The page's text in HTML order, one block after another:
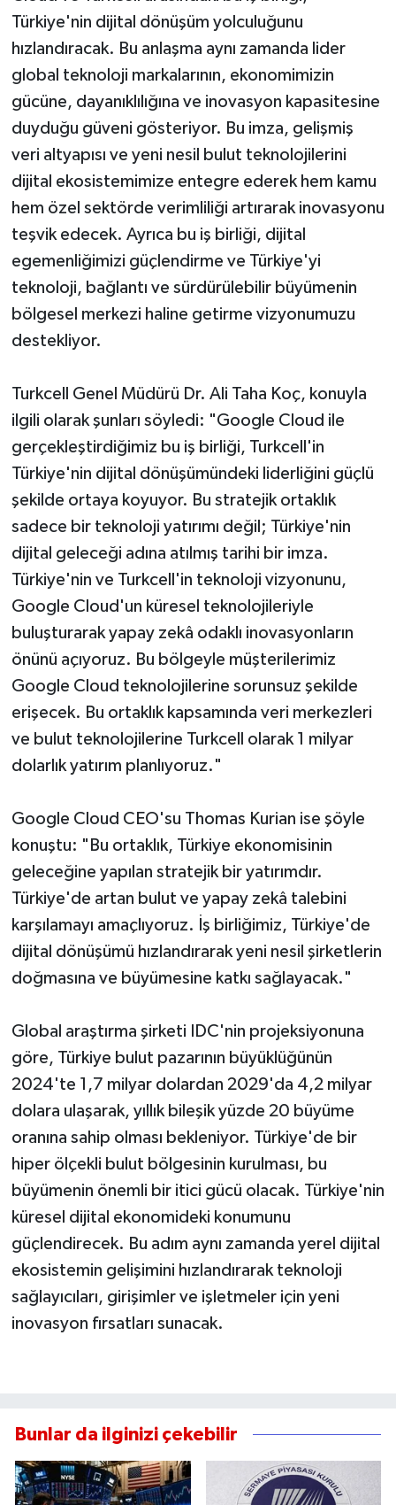
Türkiye'nin dijital dönüşüm yolculuğunu
hızlandıracak. Bu anlaşma aynı zamanda lider
global teknoloji markalarının, ekonomimizin
gücüne, dayanıklılığına ve inovasyon kapasitesine
duyduğu güveni gösteriyor. Bu imza, gelişmiş
veri altyapısı ve yeni nesil bulut teknolojilerini
dijital ekosistemimize entegre ederek hem kamu
hem özel sektörde verimliliği artırarak inovasyonu
teşvik edecek. Ayrıca bu iş birliği, dijital
egemenliğimizi güçlendirme ve Türkiye'yi
teknoloji, bağlantı ve sürdürülebilir büyümenin
bölgesel merkezi haline getirme vizyonumuzu
destekliyor.
Turkcell Genel Müdürü Dr. Ali Taha Koç, konuyla
ilgili olarak şunları söyledi: "Google Cloud ile
gerçekleştirdiğimiz bu iş birliği, Turkcell'in
Türkiye'nin dijital dönüşümündeki liderliğini güçlü
şekilde ortaya koyuyor. Bu stratejik ortaklık
sadece bir teknoloji yatırımı değil; Türkiye'nin
dijital geleceği adına atılmış tarihi bir imza.
Türkiye'nin ve Turkcell'in teknoloji vizyonunu,
Google Cloud'un küresel teknolojileriyle
buluşturarak yapay zekâ odaklı inovasyonların
önünü açıyoruz. Bu bölgeyle müşterilerimiz
Google Cloud teknolojilerine sorunsuz şekilde
erişecek. Bu ortaklık kapsamında veri merkezleri
ve bulut teknolojilerine Turkcell olarak 1 milyar
dolarlık yatırım planlıyoruz."
Google Cloud CEO'su Thomas Kurian ise şöyle
konuştu: "Bu ortaklık, Türkiye ekonomisinin
geleceğine yapılan stratejik bir yatırımdır.
Türkiye'de artan bulut ve yapay zekâ talebini
karşılamayı amaçlıyoruz. İş birliğimiz, Türkiye'de
dijital dönüşümü hızlandırarak yeni nesil şirketlerin
doğmasına ve büyümesine katkı sağlayacak."
Global araştırma şirketi IDC'nin projeksiyonuna
göre, Türkiye bulut pazarının büyüklüğünün
2024'te 1,7 milyar dolardan 2029'da 4,2 milyar
dolara ulaşarak, yıllık bileşik yüzde 20 büyüme
oranına sahip olması bekleniyor. Türkiye'de bir
hiper ölçekli bulut bölgesinin kurulması, bu
büyümenin önemli bir itici gücü olacak. Türkiye'nin
küresel dijital ekonomideki konumunu
güçlendirecek. Bu adım aynı zamanda yerel dijital
ekosistemin gelişimini hızlandırarak teknoloji
sağlayıcıları, girişimler ve işletmeler için yeni
inovasyon fırsatları sunacak.
Bunlar da ilginizi çekebilir